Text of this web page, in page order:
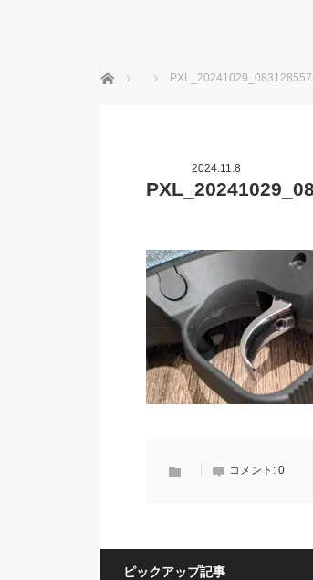
ホーム PXL_20241029_083128557
2024.11.8
コメント: 0
ピックアップ記事